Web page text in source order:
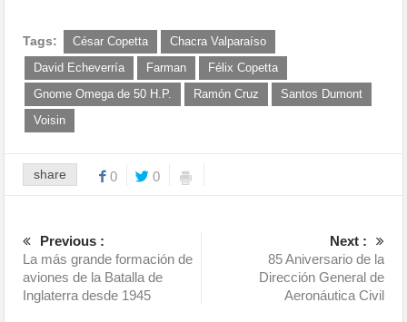
Tags: César Copetta
Chacra Valparaíso
David Echeverría
Farman
Félix Copetta
Gnome Omega de 50 H.P.
Ramón Cruz
Santos Dumont
Voisin
share 0 0
Previous :
La más grande formación de
aviones de la Batalla de
Inglaterra desde 1945
Next :
85 Aniversario de la
Dirección General de
Aeronáutica Civil